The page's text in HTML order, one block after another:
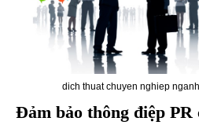
dich thuat chuyen nghiep
Đảm bảo thông điệp